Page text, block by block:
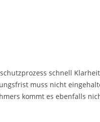
schnell
muss nicht
kommt es ebenfalls